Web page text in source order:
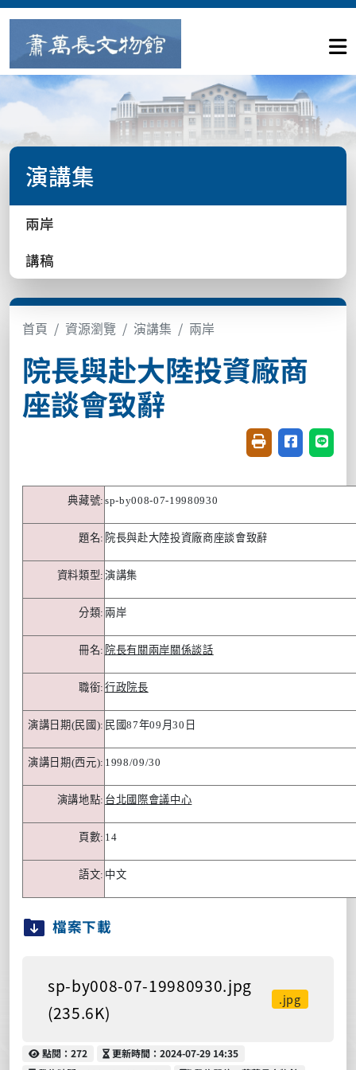
演講集
兩岸
講稿
首頁 資源瀏覽 演講集 兩岸
院長與赴大陸投資廠商
座談會致辭
友善列印(開新視
分享至臉書
分享
典藏號: sp-by008-07-19980930
題名: 院長與赴大陸投資廠商座談會致辭
資料類型: 演講集
分類: 兩岸
冊名: 院長有關兩岸關係談話
職銜: 行政院長
演講日期(民國): 民國87年09 月30 日
演講日期(西元): 1998/09/30
演講地點: 台北國際會議中心
頁數: 14
語文: 中文
檔案下載
sp-by008-07-19980930.jpg
(235.6K)
.jpg
點閱
點閱：272 更新時間
更新時間：2024-07-29 14:35